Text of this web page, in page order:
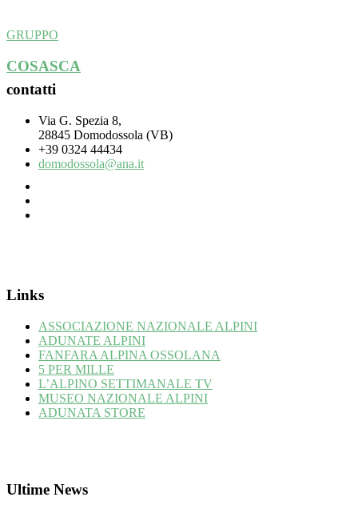
GRUPPO
COSASCA
contatti
Via G. Spezia 8,
28845 Domodossola (VB)
+39 0324 44434
domodossola@ana.it
Links
ASSOCIAZIONE NAZIONALE ALPINI
ADUNATE ALPINI
FANFARA ALPINA OSSOLANA
5 PER MILLE
L’ALPINO SETTIMANALE TV
MUSEO NAZIONALE ALPINI
ADUNATA STORE
Ultime News